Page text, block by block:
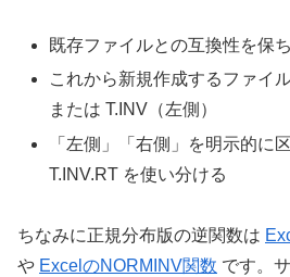
既存ファイルとの互換性を保
これから新規作成するファイ
または T.INV（左側）
「左側」「右側」を明示的に
T.INV.RT を使い分ける
ちなみに正規分布版の逆関数は
や ExcelのNORMINV関数 です。